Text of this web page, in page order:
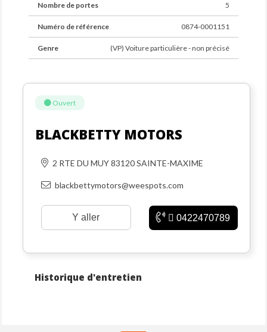
Nombre de portes 5
Numéro de référence 0874-0001151
Genre (VP) Voiture particulière - non précisé
Ouvert
BLACKBETTY MOTORS
2 RTE DU MUY 83120 SAINTE-MAXIME
blackbettymotors@weespots.com
Y aller 0422470789
Historique d'entretien